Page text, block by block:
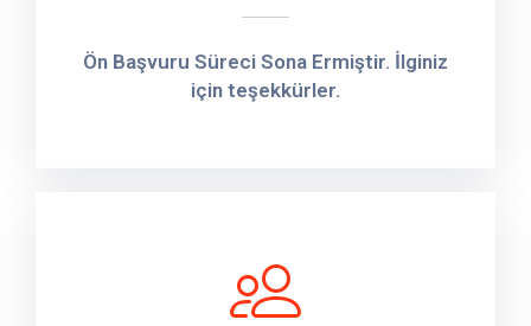
Ön Başvuru Süreci Sona Ermiştir. İlginiz
için teşekkürler.